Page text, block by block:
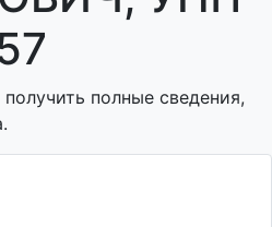
полные сведения,